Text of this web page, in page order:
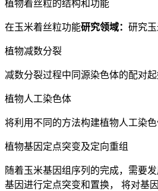
植物着丝粒的结构和功能
在玉米着丝粒功能研究领域： 研究
植物减数分裂
减数分裂过程中同源染色体的配对
植物人工染色体
将利用不同的方法构建植物人工染
植物基因定点突变及定向重组
随着玉米基因组序列的完成，需要
基因进行定点突变和置换， 将对基